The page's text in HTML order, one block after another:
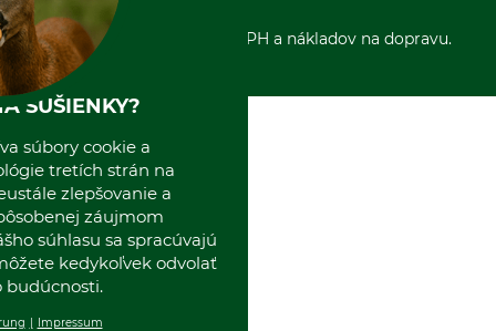
Zrušenie objednávky
Sepa-inkaso
Osobný odber
O nás
Predajňa
Kolektív GRUBE
Naše pobočky v Európe
*Všetky ceny sú vrátane DPH a nákladov na dopravu.
SUŠIENKY?
súbory cookie a
tretích strán na
zlepšovanie a
záujmom
súhlasu sa spracúvajú
kedykoľvek odvolať
budúcnosti.
Impressum